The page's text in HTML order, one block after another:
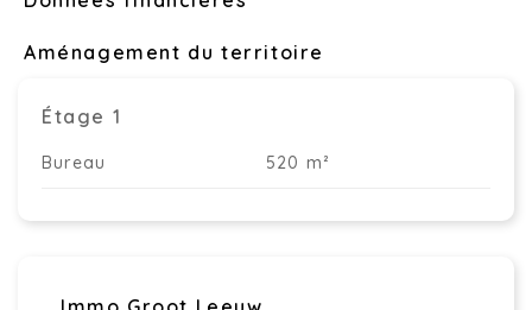
Aménagement du territoire
Étage 1
Bureau 520 m²